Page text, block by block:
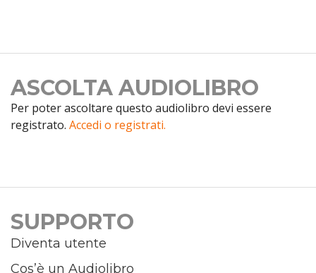
ASCOLTA AUDIOLIBRO
Per poter ascoltare questo audiolibro devi essere
registrato. Accedi o registrati.
SUPPORTO
Diventa utente
Cos’è un Audiolibro